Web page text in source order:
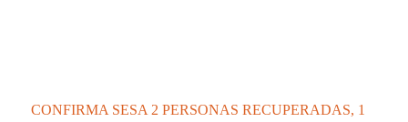
CONFIRMA SESA 2 PERSONAS RECUPERADAS, 1